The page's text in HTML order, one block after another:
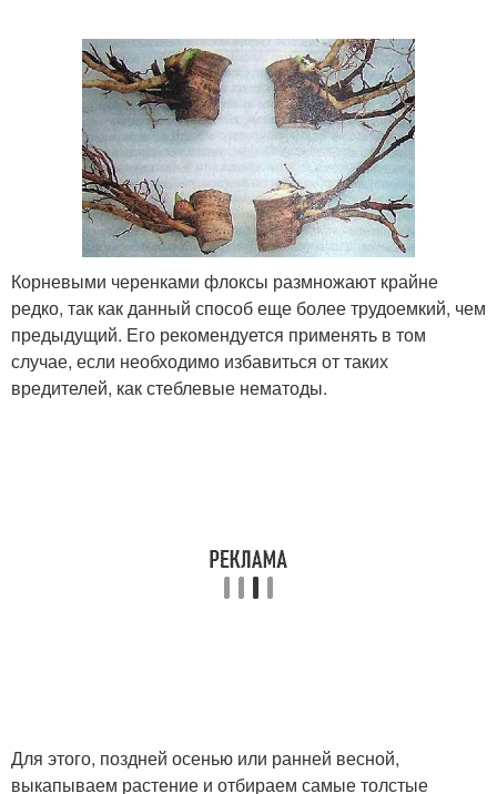
Корневыми черенками флоксы размножают крайне
редко, так как данный способ еще более трудоемкий, чем
предыдущий. Его рекомендуется применять в том
случае, если необходимо избавиться от таких
вредителей, как стеблевые нематоды.
Для этого, поздней осенью или ранней весной,
выкапываем растение и отбираем самые толстые